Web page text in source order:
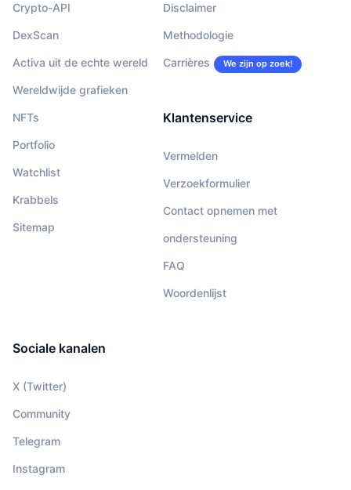
Crypto-API
DexScan
Activa uit de echte wereld
Wereldwijde grafieken
NFTs
Portfolio
Watchlist
Krabbels
Sitemap
Disclaimer
Methodologie
Carrières We zijn op zoek!
Klantenservice
Vermelden
Verzoekformulier
Contact opnemen met
ondersteuning
FAQ
Woordenlijst
Sociale kanalen
X (Twitter)
Community
Telegram
Instagram